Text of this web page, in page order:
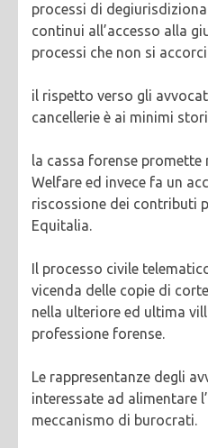
processi di
continui all’accesso alla
processi che non si
il rispetto verso gli
cancellerie è ai minimi
la cassa forense
Welfare ed invece fa un
riscossione dei contributi
Equitalia.
Il processo civile
vicenda delle copie di
nella ulteriore ed ultima
professione forense.
Le rappresentanze degli
interessate ad alimentare
meccanismo di burocrati.